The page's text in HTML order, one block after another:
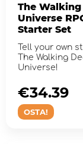
The Walking
Universe
Starter Set
Tell your own
The Walking
Universe!
OSTA!
€34.39